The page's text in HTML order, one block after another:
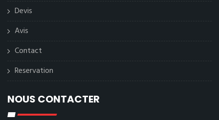
Devis
Avis
Contact
Reservation
NOUS CONTACTER